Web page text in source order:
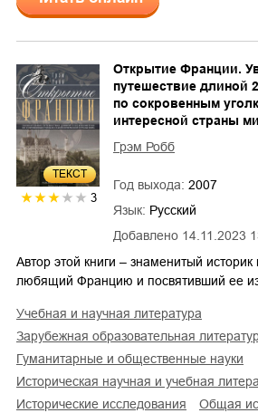
ТЕКСТ
3
Добавлено 14.11.2023
Открытие Франции.
путешествие длиной
по сокровенным
интересной страны
Грэм Робб
Год выхода: 2007
Язык: Русский
Автор этой книги – знаменитый
любящий Францию и посвятивший ее
учебная и научная литература
зарубежная образовательная
гуманитарные и общественные науки
историческая научная и учебная
исторические исследования
общая